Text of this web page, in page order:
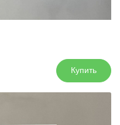
Купить